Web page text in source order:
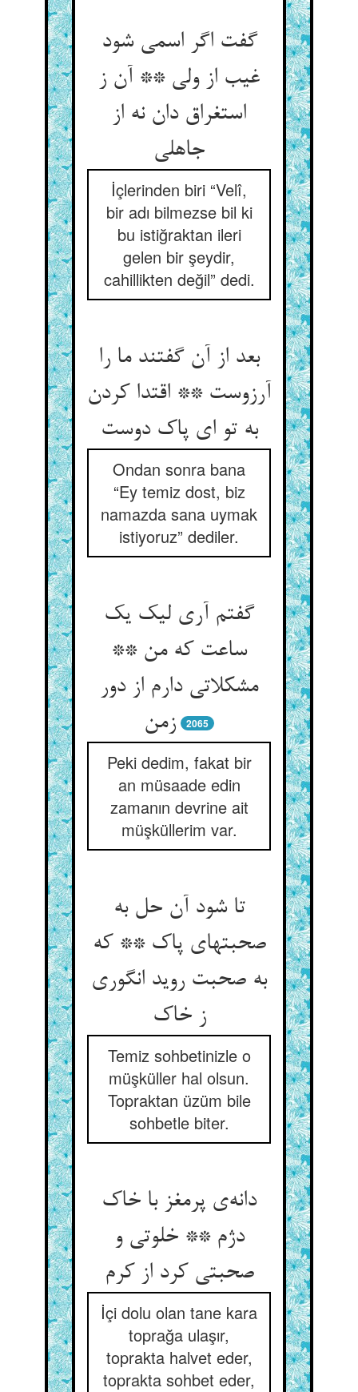
گفت اگر اسمی شود
غیب از ولی ** آن ز
استغراق دان نه از
جاهلی
İçlerinden biri “Velî,
bir adı bilmezse bil ki
bu istiğraktan ileri
gelen bir şeydir,
cahillikten değil” dedi.
بعد از آن گفتند ما را
آرزوست ** اقتدا کردن
به تو ای پاک دوست
Ondan sonra bana
“Ey temiz dost, biz
namazda sana uymak
istiyoruz” dediler.
گفتم آری لیک یک
ساعت که من **
مشکلاتی دارم از دور
زمن
2065
Peki dedim, fakat bir
an müsaade edin
zamanın devrine ait
müşküllerim var.
تا شود آن حل به
صحبتهای پاک ** که
به صحبت روید انگوری
ز خاک
Temiz sohbetinizle o
müşküller hal olsun.
Topraktan üzüm bile
sohbetle biter.
دانه‌ی پرمغز با خاک
دژم ** خلوتی و
صحبتی کرد از کرم
İçi dolu olan tane kara
toprağa ulaşır,
toprakta halvet eder,
toprakta sohbet eder,